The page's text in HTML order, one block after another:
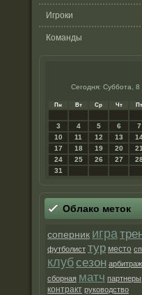
Игроки
Команды
Сегодня: Суббота, 8
Пн Вт Ср Чт Пт
3
4 5 6 7
10
11 12 13
17
18 19 20 21
24
25 26 27
31
Облако метοк
соперник игра
футболист тур место
клубсезон арбитраж
сборная матч партнеры
контракт руководство